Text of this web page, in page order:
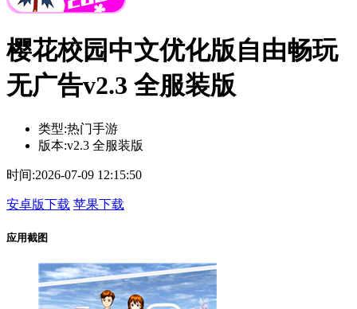
樱花校园中文优化版自由畅玩
无广告v2.3 全服装版
类型:热门手游
版本:v2.3 全服装版
时间:2026-07-09 12:15:50
安卓版下载 苹果下载
应用截图